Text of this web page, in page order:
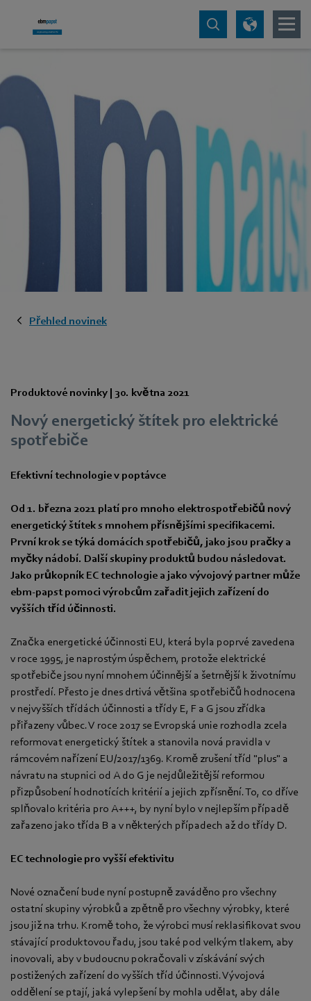
Přehled novinek
Produktové novinky | 30. května 2021
Nový energetický štítek pro elektrické
spotřebiče
Efektivní technologie v poptávce
Od 1. března 2021 platí pro mnoho elektrospotřebičů nový
energetický štítek s mnohem přísnějšími specifikacemi.
První krok se týká domácích spotřebičů, jako jsou pračky a
myčky nádobí. Další skupiny produktů budou následovat.
Jako průkopník EC technologie a jako vývojový partner může
ebm-papst pomoci výrobcům zařadit jejich zařízení do
vyšších tříd účinnosti.
Značka energetické účinnosti EU, která byla poprvé zavedena
v roce 1995, je naprostým úspěchem, protože elektrické
spotřebiče jsou nyní mnohem účinnější a šetrnější k životnímu
prostředí. Přesto je dnes drtivá většina spotřebičů hodnocena
v nejvyšších třídách účinnosti a třídy E, F a G jsou zřídka
přiřazeny vůbec. V roce 2017 se Evropská unie rozhodla zcela
reformovat energetický štítek a stanovila nová pravidla v
rámcovém nařízení EU/2017/1369. Kromě zrušení tříd "plus" a
návratu na stupnici od A do G je nejdůležitější reformou
přizpůsobení hodnotících kritérií a jejich zpřísnění. To, co dříve
splňovalo kritéria pro A+++, by nyní bylo v nejlepším případě
zařazeno jako třída B a v některých případech až do třídy D.
EC technologie pro vyšší efektivitu
Nové označení bude nyní postupně zaváděno pro všechny
ostatní skupiny výrobků a zpětně pro všechny výrobky, které
jsou již na trhu. Kromě toho, že výrobci musí reklasifikovat svou
stávající produktovou řadu, jsou také pod velkým tlakem, aby
inovovali, aby v budoucnu pokračovali v získávání svých
postižených zařízení do vyšších tříd účinnosti. Vývojová
oddělení se ptají, jaká vylepšení by mohla udělat, aby dále